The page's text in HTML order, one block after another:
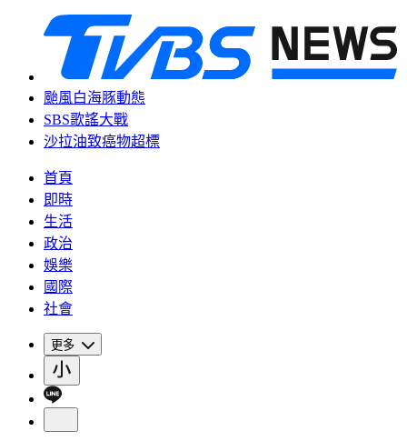
颱風白海豚動態
SBS歌謠大戰
沙拉油致癌物超標
首頁
即時
生活
政治
娛樂
國際
社會
更多